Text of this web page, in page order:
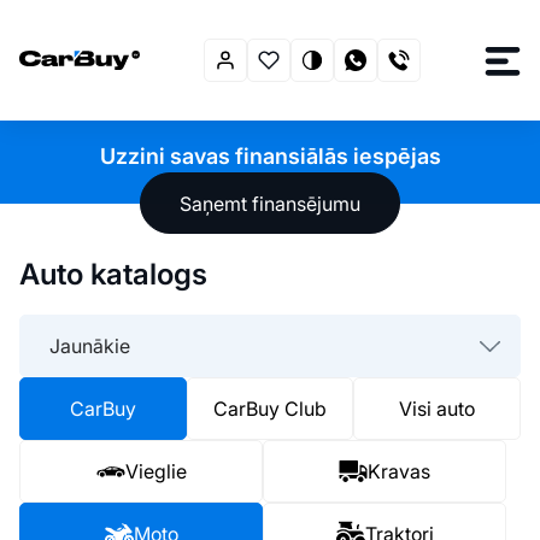
Uzzini savas finansiālās iespējas
Saņemt finansējumu
Auto katalogs
Jaunākie
CarBuy CarBuy Club Visi auto
Vieglie Kravas
Moto Traktori